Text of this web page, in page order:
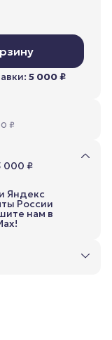
5 000 ₽
₽
000 ₽
Яндекс
России
нам в